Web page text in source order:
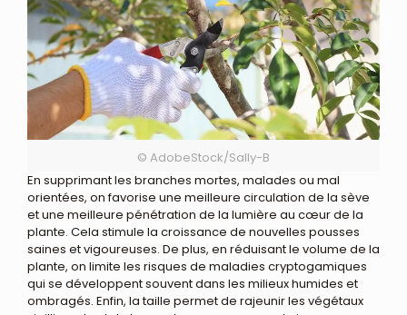
© AdobeStock/Sally-B
En supprimant les branches mortes, malades ou mal
orientées, on favorise une meilleure circulation de la sève
et une meilleure pénétration de la lumière au cœur de la
plante. Cela stimule la croissance de nouvelles pousses
saines et vigoureuses. De plus, en réduisant le volume de la
plante, on limite les risques de maladies cryptogamiques
qui se développent souvent dans les milieux humides et
ombragés. Enfin, la taille permet de rajeunir les végétaux